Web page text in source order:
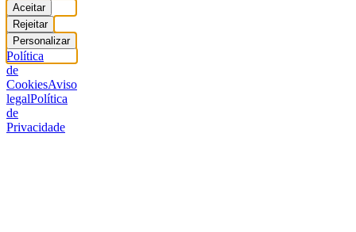
Aceitar
Rejeitar
Personalizar
Política
de
CookiesAviso
legalPolítica
de
Privacidade